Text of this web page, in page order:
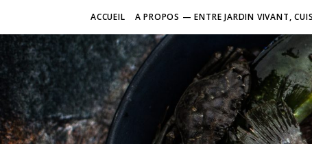
ACCUEIL A PROPOS — ENTRE JARDIN VIVANT,